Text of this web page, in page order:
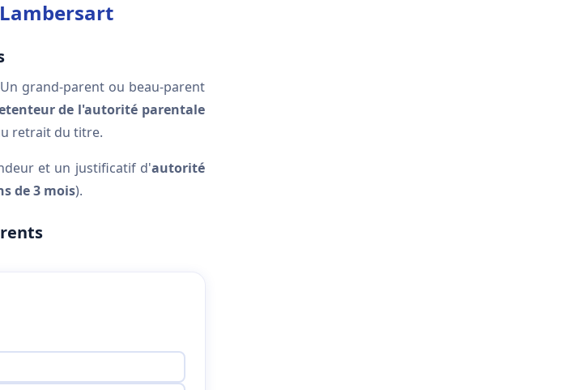
grand-parent ou beau-parent
de l'autorité parentale
retrait du titre.
et un justificatif d'autorité
de 3 mois).